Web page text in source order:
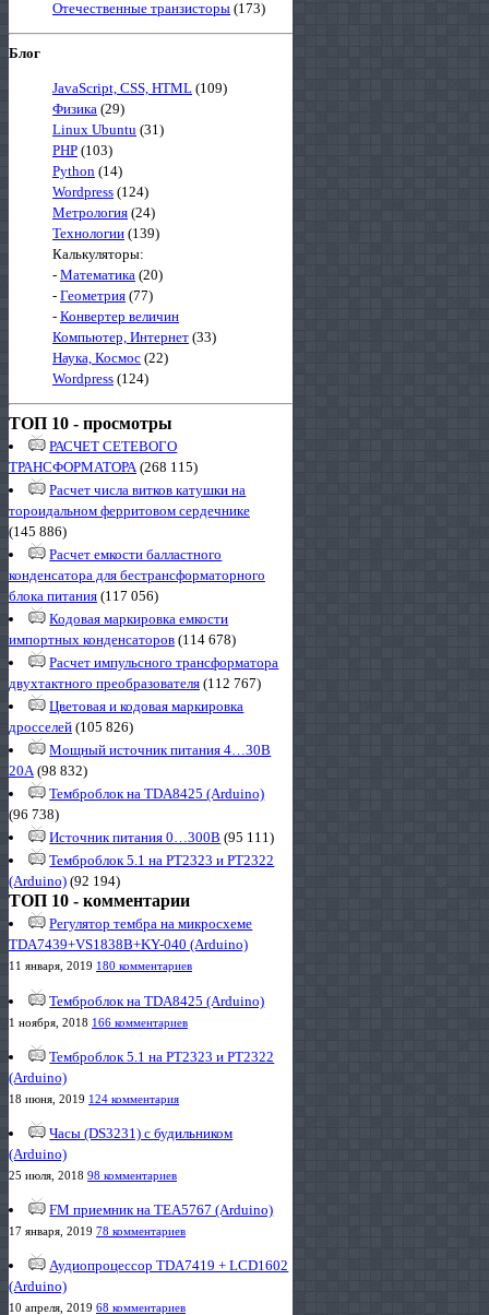
Отечественные транзисторы (173)
Блог
JavaScript, CSS, HTML (109)
Физика (29)
Linux Ubuntu (31)
PHP (103)
Python (14)
Wordpress (124)
Метрология (24)
Технологии (139)
Калькуляторы:
- Математика (20)
- Геометрия (77)
- Конвертер величин
Компьютер, Интернет (33)
Наука, Космос (22)
Wordpress (124)
ТОП 10 - просмотры
РАСЧЕТ СЕТЕВОГО
ТРАНСФОРМАТОРА(268 115)
Расчет числа витков катушки на
тороидальном ферритовом сердечнике
(145 886)
Расчет емкости балластного
конденсатора для бестрансформаторного
блока питания (117 056)
Кодовая маркировка емкости
импортных конденсаторов (114 678)
Расчет импульсного трансформатора
двухтактного преобразователя (112 767)
Цветовая и кодовая маркировка
дросселей (105 826)
Мощный источник питания 4…30В
20А(98 832)
Темброблок на TDA8425 (Arduino)
(96 738)
Источник питания 0…300В (95 111)
Темброблок 5.1 на PT2323 и PT2322
(Arduino) (92 194)
ТОП 10 - комментарии
Регулятор тембра на микросхеме
TDA7439+VS1838B+KY-040 (Arduino)
11 января, 2019 180 комментариев
Темброблок на TDA8425 (Arduino)
1 ноября, 2018 166 комментариев
Темброблок 5.1 на PT2323 и PT2322
(Arduino)
18 июня, 2019 124 комментария
Часы (DS3231) с будильником
(Arduino)
25 июля, 2018 98 комментариев
FM приемник на TEA5767 (Arduino)
17 января, 2019 78 комментариев
Аудиопроцессор TDA7419 + LCD1602
(Arduino)
10 апреля, 2019 68 комментариев